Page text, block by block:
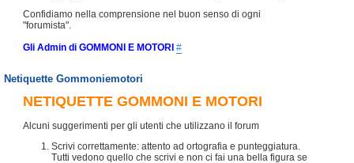
Confidiamo nella comprensione nel buon senso di ogni
"forumista".
Gli Admin di GOMMONI E MOTORI #
Netiquette Gommoniemotori
NETIQUETTE GOMMONI E MOTORI
Alcuni suggerimenti per gli utenti che utilizzano il forum
Scrivi correttamente: attento ad ortografia e punteggiatura.
Tutti vedono quello che scrivi e non ci fai una bella figura se